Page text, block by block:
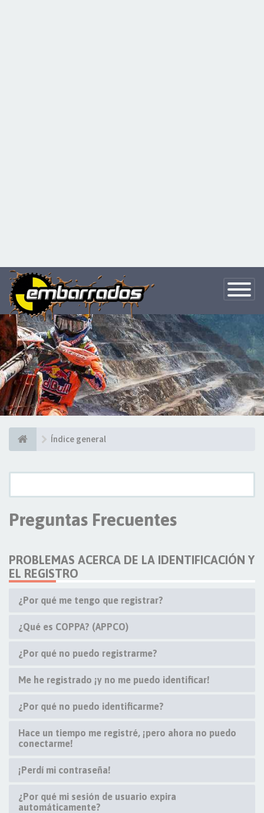
Toggle
Índice general
Preguntas Frecuentes
PROBLEMAS ACERCA DE LA IDENTIFICACIÓN Y
EL REGISTRO
¿Por qué me tengo que registrar?
¿Qué es COPPA? (APPCO)
¿Por qué no puedo registrarme?
Me he registrado ¡y no me puedo identificar!
¿Por qué no puedo identificarme?
Hace un tiempo me registré, ¡pero ahora no puedo
conectarme!
¡Perdí mi contraseña!
¿Por qué mi sesión de usuario expira
automáticamente?